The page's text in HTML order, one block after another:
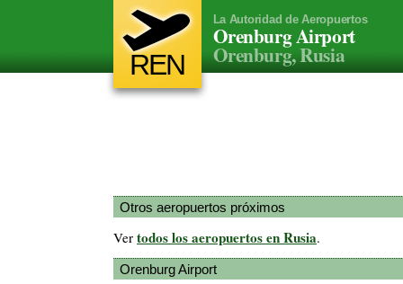
REN
La Autoridad de Aeropuertos
Orenburg Airport
Orenburg, Rusia
Otros aeropuertos próximos
Ver todos los aeropuertos en Rusia.
Orenburg Airport